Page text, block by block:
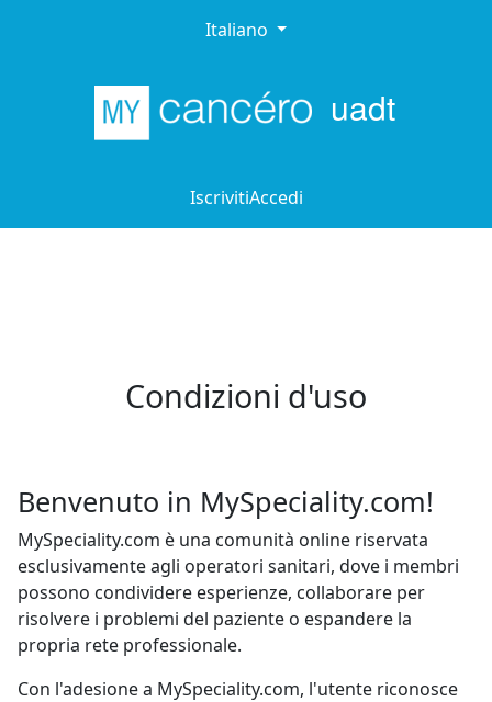
Italiano
uadt
IscrivitiAccedi
Condizioni d'uso
Benvenuto in MySpeciality.com!
MySpeciality.com è una comunità online riservata
esclusivamente agli operatori sanitari, dove i membri
possono condividere esperienze, collaborare per
risolvere i problemi del paziente o espandere la
propria rete professionale.
Con l'adesione a MySpeciality.com, l'utente riconosce